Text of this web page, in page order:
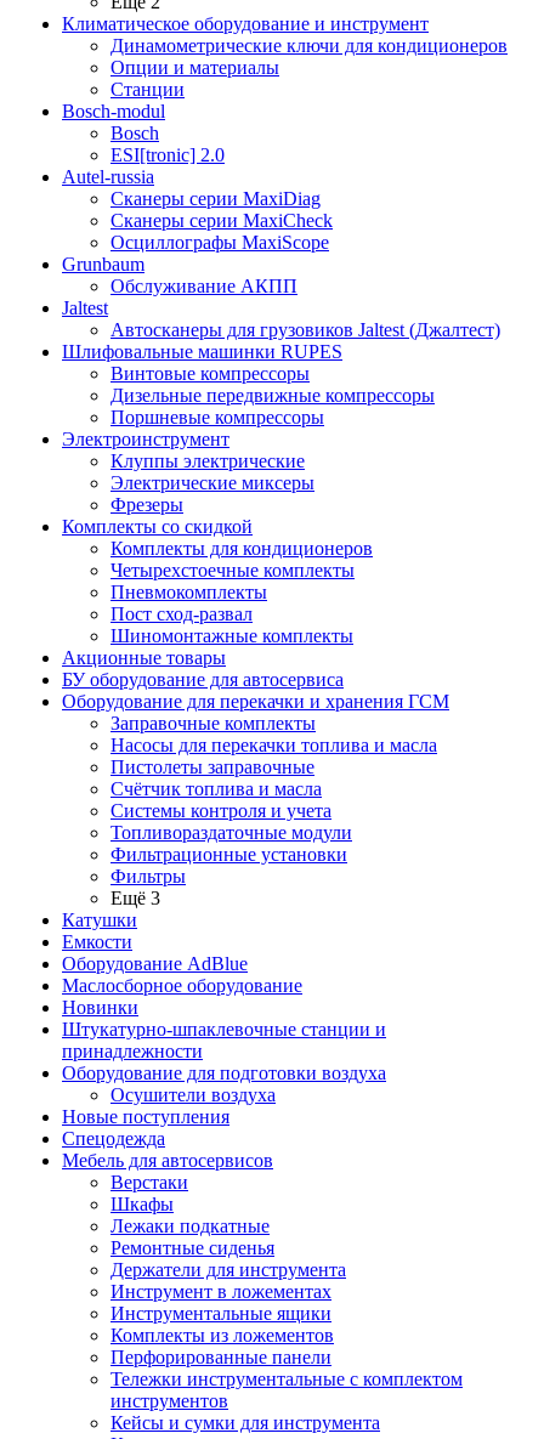
Климатическое оборудование и инструмент
Динамометрические ключи для кондиционеров
Опции и материалы
Станции
Bosch-modul
Bosch
ESI[tronic] 2.0
Autel-russia
Сканеры серии MaxiDiag
Сканеры серии MaxiCheck
Осциллографы MaxiScope
Grunbaum
Обслуживание АКПП
Jaltest
Автосканеры для грузовиков Jaltest (Джалтест)
Шлифовальные машинки RUPES
Винтовые компрессоры
Дизельные передвижные компрессоры
Поршневые компрессоры
Электроинструмент
Клуппы электрические
Электрические миксеры
Фрезеры
Комплекты со скидкой
Комплекты для кондиционеров
Четырехстоечные комплекты
Пневмокомплекты
Пост сход-развал
Шиномонтажные комплекты
Акционные товары
БУ оборудование для автосервиса
Оборудование для перекачки и хранения ГСМ
Заправочные комплекты
Насосы для перекачки топлива и масла
Пистолеты заправочные
Счётчик топлива и масла
Системы контроля и учета
Топливораздаточные модули
Фильтрационные установки
Фильтры
Ещё 3
Катушки
Емкости
Оборудование AdBlue
Маслосборное оборудование
Новинки
Штукатурно-шпаклевочные станции и
принадлежности
Оборудование для подготовки воздуха
Осушители воздуха
Новые поступления
Спецодежда
Мебель для автосервисов
Верстаки
Шкафы
Лежаки подкатные
Ремонтные сиденья
Держатели для инструмента
Инструмент в ложементах
Инструментальные ящики
Комплекты из ложементов
Перфорированные панели
Тележки инструментальные с комплектом
инструментов
Кейсы и сумки для инструмента